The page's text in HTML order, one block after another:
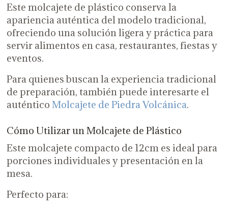
Este molcajete de plástico conserva la
apariencia auténtica del modelo tradicional,
ofreciendo una solución ligera y práctica para
servir alimentos en casa, restaurantes, fiestas y
eventos.
Para quienes buscan la experiencia tradicional
de preparación, también puede interesarte el
auténtico Molcajete de Piedra Volcánica.
Cómo Utilizar un Molcajete de Plástico
Este molcajete compacto de 12cm es ideal para
porciones individuales y presentación en la
mesa.
Perfecto para: